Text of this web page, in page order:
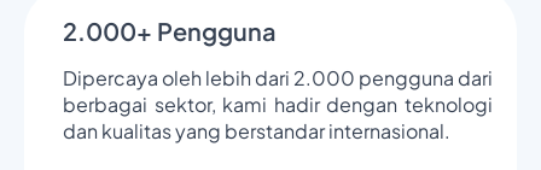
2.000+ Pengguna
Dipercaya oleh lebih dari 2.000 pengguna dari
berbagai sektor, kami hadir dengan teknologi
dan kualitas yang berstandar internasional.